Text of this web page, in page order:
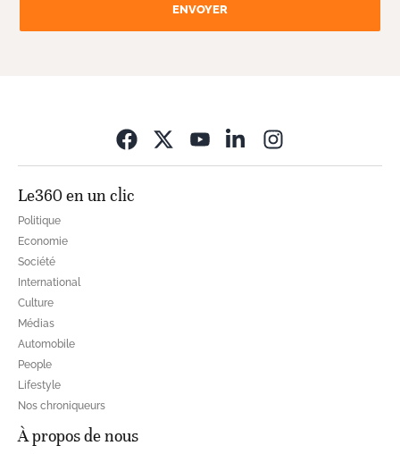
ENVOYER
Le360 en un clic
Politique
Economie
Société
International
Culture
Médias
Automobile
People
Lifestyle
Nos chroniqueurs
À propos de nous